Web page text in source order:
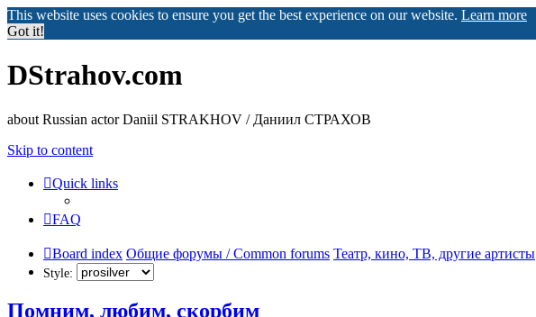
This website uses cookies to ensure you get the best experience on our website. Learn more
Got it!
DStrahov.com
about Russian actor Daniil STRAKHOV / Даниил СТРАХОВ
Skip to content
Quick links
FAQ
Board index Общие форумы / Common forums Театр, кино, ТВ, другие артисты
Style:
Помним, любим, скорбим